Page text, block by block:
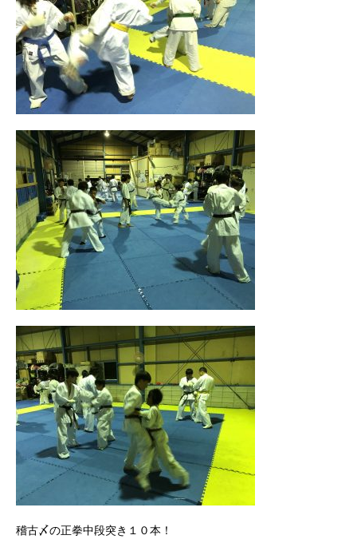
稽古〆の正拳中段突き１０本！